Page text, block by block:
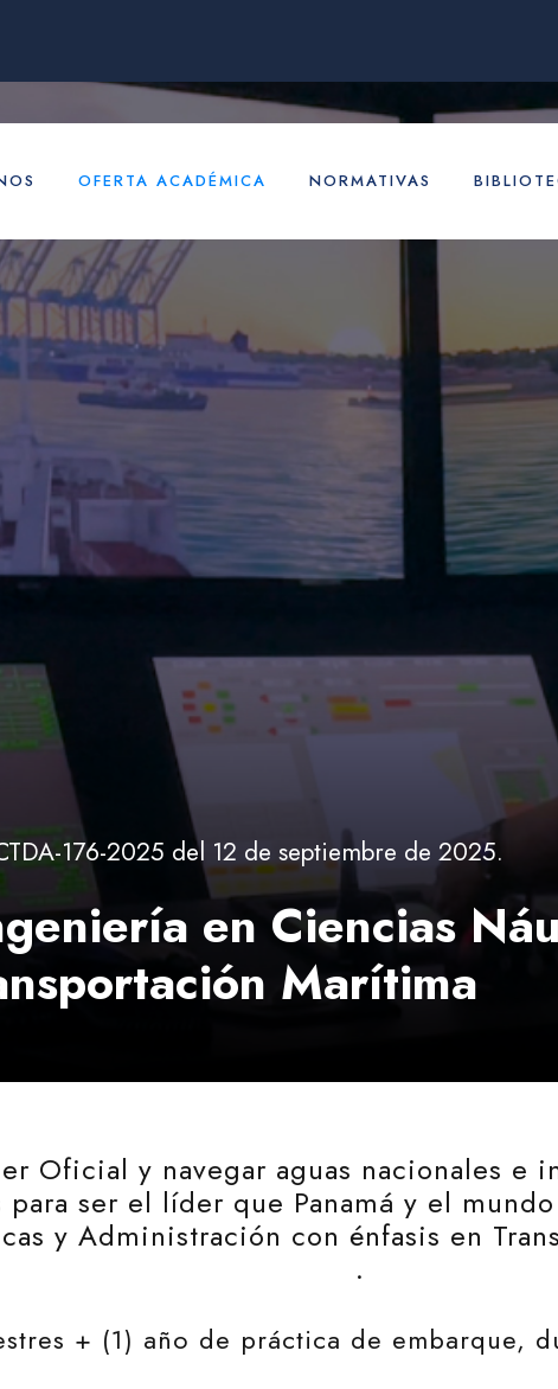
OFERTA ACADÉMICA NORMATIVAS
176-2025 del 12 de septiembre de 2025.
en Ciencias
Marítima
Oficial y navegar aguas nacionales e
para ser el líder que Panamá y el
y Administración con énfasis en
.
+ (1) año de práctica de embarque,